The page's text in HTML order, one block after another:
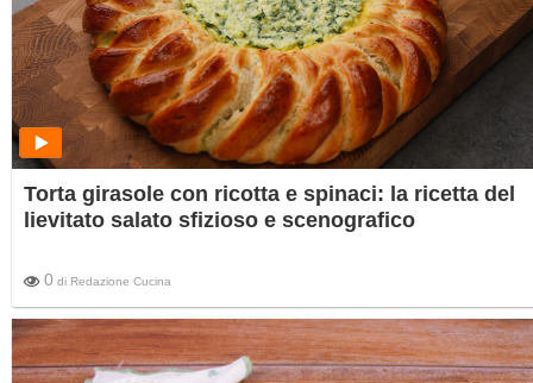
Torta girasole con ricotta e spinaci: la ricetta del
lievitato salato sfizioso e scenografico
0 di Redazione Cucina